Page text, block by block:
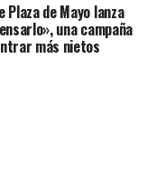
Plaza de Mayo lanza
una campaña
más nietos